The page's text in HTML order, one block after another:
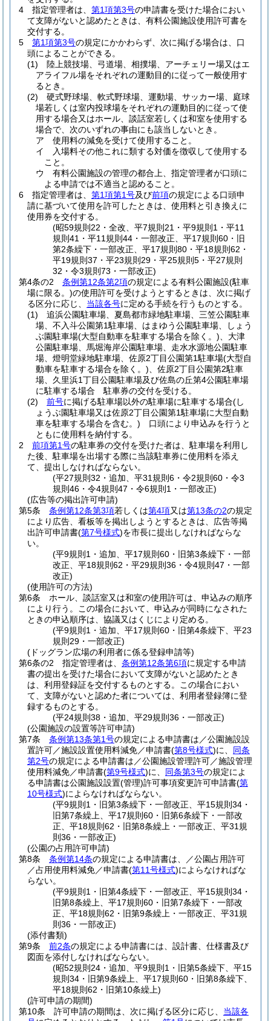
4
指定管理者は、 第1項第3号の申請書を受けた場合におい
て支障がないと認めたときは、有料公園施設使用許可書を
交付する。
5
第1項第3号の規定にかかわらず、次に掲げる場合は、口
頭によることができる。
(1)
陸上競技場、弓道場、相撲場、アーチェリー場又はエ
アライフル場をそれぞれの運動目的に従って一般使用す
るとき。
(2)
硬式野球場、軟式野球場、運動場、サッカー場、庭球
場若しくは室内投球場をそれぞれの運動目的に従って使
用する場合又はホール、談話室若しくは和室を使用する
場合で、次のいずれの事由にも該当しないとき。
ア
使用料の減免を受けて使用すること。
イ
入場料その他これに類する対価を徴収して使用する
こと。
ウ
有料公園施設の管理の都合上、指定管理者が口頭に
よる申請では不適当と認めること。
6
指定管理者は、 第1項第1号及び前項の規定による口頭申
請に基づいて使用を許可したときは、使用料と引き換えに
使用券を交付する。
(昭59規則22・全改、平7規則21・平9規則1・平11
規則41・平11規則44・一部改正、平17規則60・旧
第2条繰下・一部改正、平17規則80・平18規則62・
平19規則37・平23規則29・平25規則5・平27規則
32・令3規則73・一部改正)
第4条の2
条例第12条第2項の規定による有料公園施設(駐車
場に限る。)の使用許可を受けようとするときは、次に掲げ
る区分に応じ、 当該各号に定める手続を行うものとする。
(1)
追浜公園駐車場、夏島都市緑地駐車場、三笠公園駐車
場、不入斗公園第1駐車場、はまゆう公園駐車場、しょう
ぶ園駐車場(大型自動車を駐車する場合を除く。) 、大津
公園駐車場、馬堀海岸公園駐車場、走水水源地公園駐車
場、燈明堂緑地駐車場、佐原2丁目公園第1駐車場(大型自
動車を駐車する場合を除く。) 、佐原2丁目公園第2駐車
場、久里浜1丁目公園駐車場及び佐島の丘第4公園駐車場
に駐車する場合 駐車券の交付を受ける。
(2)
前号に掲げる駐車場以外の駐車場に駐車する場合(し
ょうぶ園駐車場又は佐原2丁目公園第1駐車場に大型自動
車を駐車する場合を含む。) 口頭により申込みを行うと
ともに使用料を納付する。
2
前項第1号の駐車券の交付を受けた者は、駐車場を利用し
た後、駐車場を出場する際に当該駐車券に使用料を添え
て、提出しなければならない。
(平27規則32・追加、平31規則6・令2規則60・令3
規則46・令4規則47・令6規則1・一部改正)
(広告等の掲出許可申請)
第5条
条例第12条第3項若しくは第4項又は第13条の2の規定
により広告、看板等を掲出しようとするときは、広告等掲
出許可申請書(第7号様式)を市長に提出しなければならな
い。
(平9規則1・追加、平17規則60・旧第3条繰下・一部
改正、平18規則62・平29規則36・令4規則47・一部
改正)
(使用許可の方法)
第6条
ホール、談話室又は和室の使用許可は、申込みの順序
により行う。
この場合において、申込みが同時になされた
ときの申込順序は、協議又はくじにより定める。
(平9規則1・追加、平17規則60・旧第4条繰下、平23
規則29・一部改正)
(ドッグラン広場の利用者に係る登録申請等)
第6条の2
指定管理者は、 条例第12条第6項に規定する申請
書の提出を受けた場合において支障がないと認めたとき
は、利用登録証を交付するものとする。
この場合におい
て、支障がないと認めた者については、利用者登録簿に登
録するものとする。
(平24規則38・追加、平29規則36・一部改正)
(公園施設の設置等許可申請)
第7条
条例第13条第1号の規定による申請書は／公園施設設
置許可／施設設置使用料減免／申請書(第8号様式)に、 同条
第2号の規定による申請書は／公園施設管理許可／施設管理
使用料減免／申請書(第9号様式)に、 同条第3号の規定によ
る申請書は公園施設設置(管理)許可事項変更許可申請書(第
10号様式)によらなければならない。
(平9規則1・旧第3条繰下・一部改正、平15規則34・
旧第7条繰上、平17規則60・旧第6条繰下・一部改
正、平18規則62・旧第8条繰上・一部改正、平31規
則36・一部改正)
(公園の占用許可申請)
第8条
条例第14条の規定による申請書は、／公園占用許可
／占用使用料減免／申請書(第11号様式)によらなければな
らない。
(平9規則1・旧第4条繰下・一部改正、平15規則34・
旧第8条繰上、平17規則60・旧第7条繰下・一部改
正、平18規則62・旧第9条繰上・一部改正、平31規
則36・一部改正)
(添付書類)
第9条
前2条の規定による申請書には、設計書、仕様書及び
図面を添付しなければならない。
(昭52規則24・追加、平9規則1・旧第5条繰下、平15
規則34・旧第9条繰上、平17規則60・旧第8条繰下、
平18規則62・旧第10条繰上)
(許可申請の期間)
第10条
許可申請の期間は、次に掲げる区分に応じ、 当該各